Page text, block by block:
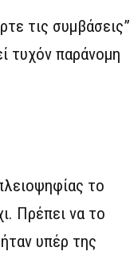
τις συμβάσεις”
τυχόν παράνομη
το
Πρέπει να το
υπέρ της